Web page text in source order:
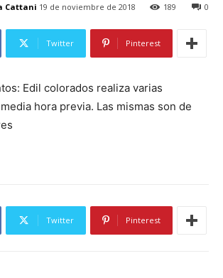
Cattani 19 de noviembre de 2018 0
189
Twitter Pinterest
Edil colorados realiza varias
hora previa. Las mismas son de
Twitter Pinterest